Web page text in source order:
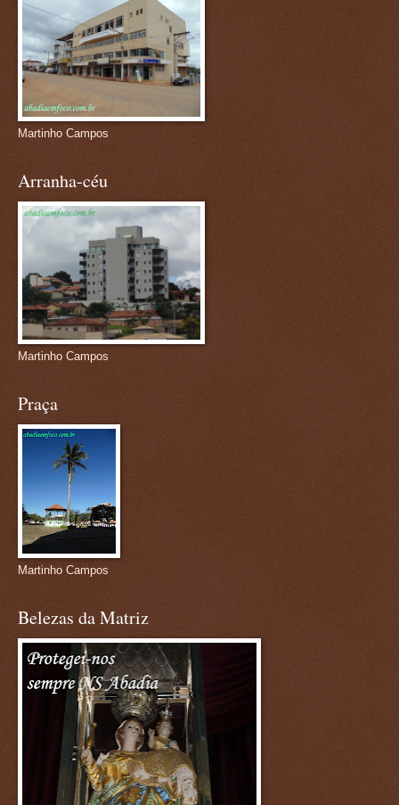
Martinho Campos
Arranha-céu
Martinho Campos
Praça
Martinho Campos
Belezas da Matriz